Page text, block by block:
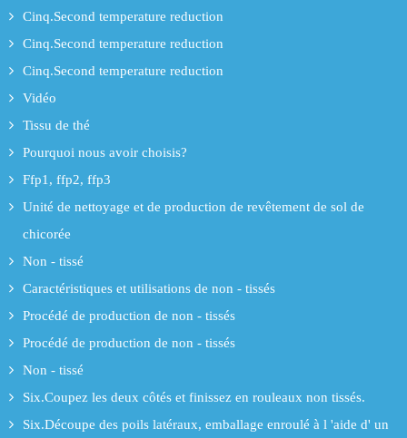
Cinq.Second temperature reduction
Cinq.Second temperature reduction
Cinq.Second temperature reduction
Vidéo
Tissu de thé
Pourquoi nous avoir choisis?
Ffp1, ffp2, ffp3
Unité de nettoyage et de production de revêtement de sol de
chicorée
Non - tissé
Caractéristiques et utilisations de non - tissés
Procédé de production de non - tissés
Procédé de production de non - tissés
Non - tissé
Six.Coupez les deux côtés et finissez en rouleaux non tissés.
Six.Découpe des poils latéraux, emballage enroulé à l 'aide d' un